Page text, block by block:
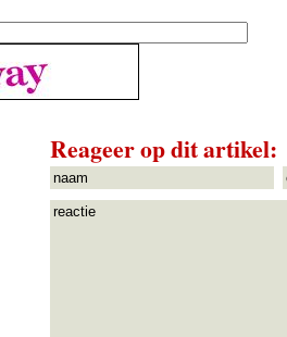
Reageer op dit artikel: